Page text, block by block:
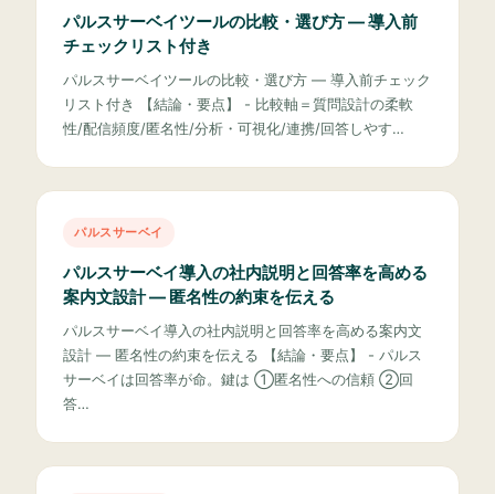
パルスサーベイツールの比較・選び方 — 導入前
チェックリスト付き
パルスサーベイツールの比較・選び方 — 導入前チェック
リスト付き 【結論・要点】 - 比較軸＝質問設計の柔軟
性/配信頻度/匿名性/分析・可視化/連携/回答しやす…
パルスサーベイ
パルスサーベイ導入の社内説明と回答率を高める
案内文設計 — 匿名性の約束を伝える
パルスサーベイ導入の社内説明と回答率を高める案内文
設計 — 匿名性の約束を伝える 【結論・要点】 - パルス
サーベイは回答率が命。鍵は ①匿名性への信頼 ②回
答…